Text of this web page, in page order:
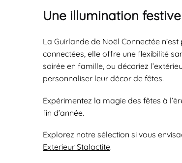
Une illumination
La Guirlande de Noël Connectée
connectées, elle offre une flexibilité
soirée en famille, ou décoriez
personnaliser leur décor de fêtes.
Expérimentez la magie des fêtes à
fin d’année.
Explorez notre sélection si vous
Exterieur Stalactite.